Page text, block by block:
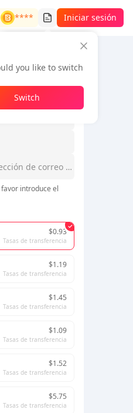
****
Iniciar sesión
introduce el
$0.93
Tasas de transferencia
$1.19
Tasas de transferencia
$1.45
Tasas de transferencia
$1.09
Tasas de transferencia
$1.52
Tasas de transferencia
$5.75
Tasas de transferencia
you like to switch
Switch